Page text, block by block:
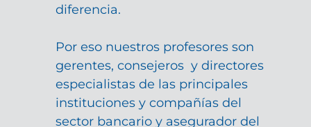
diferencia.
Por eso nuestros profesores son
gerentes, consejeros y directores
especialistas de las principales
instituciones y compañías del
sector bancario y asegurador del